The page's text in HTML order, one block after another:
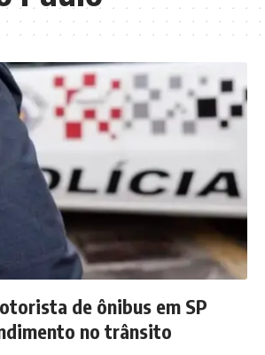
de ônibus em SP
no trânsito